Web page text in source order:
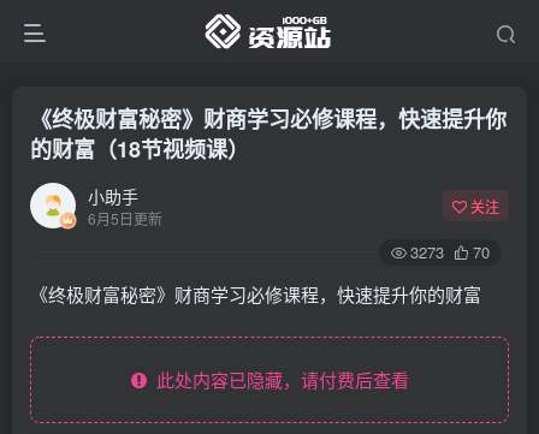
《终极财富秘密》财商学习必修课程，快速提升你
的财富（18节视频课）
小助手
6月5日更新
关注
3273 70
《终极财富秘密》财商学习必修课程，快速提升你的财富
此处内容已隐藏，请付费后查看